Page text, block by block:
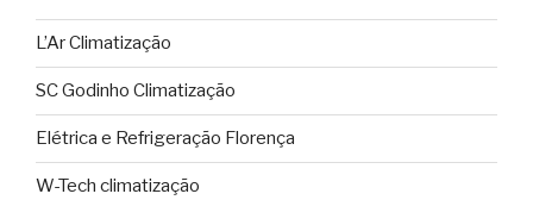
L’Ar Climatização
SC Godinho Climatização
Elétrica e Refrigeração Florença
W-Tech climatização